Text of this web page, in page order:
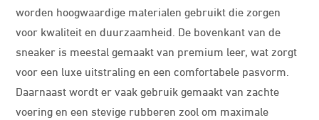
worden hoogwaardige materialen gebruikt die zorgen
voor kwaliteit en duurzaamheid. De bovenkant van de
sneaker is meestal gemaakt van premium leer, wat zorgt
voor een luxe uitstraling en een comfortabele pasvorm.
Daarnaast wordt er vaak gebruik gemaakt van zachte
voering en een stevige rubberen zool om maximale